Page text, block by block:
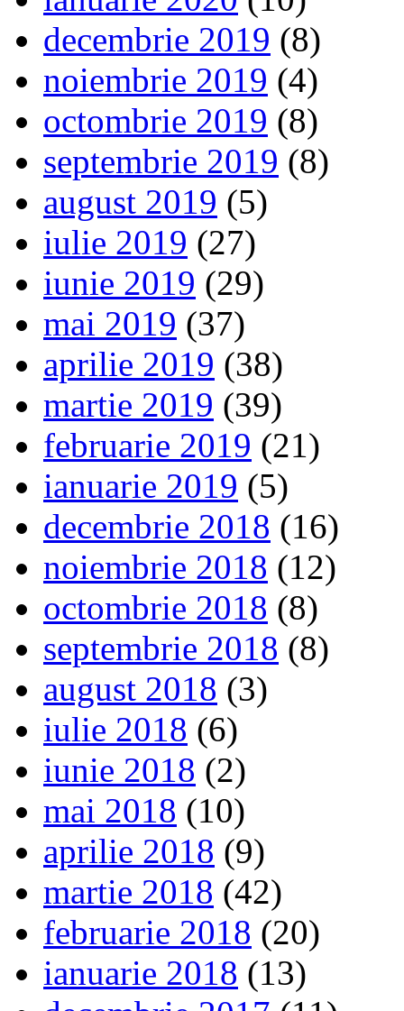
decembrie 2019 (8)
noiembrie 2019 (4)
octombrie 2019 (8)
septembrie 2019 (8)
august 2019 (5)
iulie 2019 (27)
iunie 2019 (29)
mai 2019 (37)
aprilie 2019 (38)
martie 2019 (39)
februarie 2019 (21)
ianuarie 2019 (5)
decembrie 2018 (16)
noiembrie 2018 (12)
octombrie 2018 (8)
septembrie 2018 (8)
august 2018 (3)
iulie 2018 (6)
iunie 2018 (2)
mai 2018 (10)
aprilie 2018 (9)
martie 2018 (42)
februarie 2018 (20)
ianuarie 2018 (13)